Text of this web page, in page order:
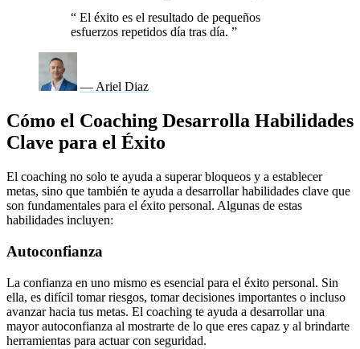
“ El éxito es el resultado de pequeños
esfuerzos repetidos día tras día. ”
— Ariel Diaz
Cómo el Coaching Desarrolla Habilidades
Clave para el Éxito
El coaching no solo te ayuda a superar bloqueos y a establecer
metas, sino que también te ayuda a desarrollar habilidades clave que
son fundamentales para el éxito personal. Algunas de estas
habilidades incluyen:
Autoconfianza
La confianza en uno mismo es esencial para el éxito personal. Sin
ella, es difícil tomar riesgos, tomar decisiones importantes o incluso
avanzar hacia tus metas. El coaching te ayuda a desarrollar una
mayor autoconfianza al mostrarte de lo que eres capaz y al brindarte
herramientas para actuar con seguridad.